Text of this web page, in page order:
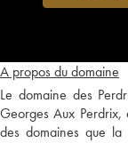
A propos du domaine
Le domaine des
Georges Aux
des domaines que